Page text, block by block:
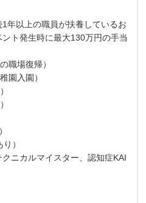
年以上の職員が扶養しているお
ト発生時に最大130万円の手当
職場復帰）
園入園）
）
ニカルマイスター、認知症KAI